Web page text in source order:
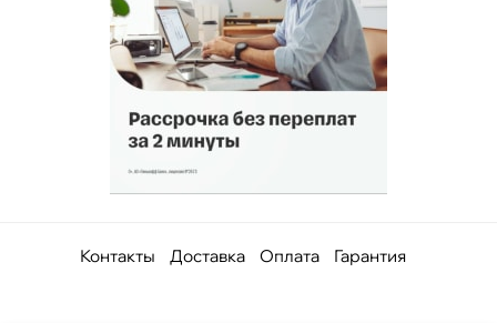
Контакты Доставка Оплата Гарантия